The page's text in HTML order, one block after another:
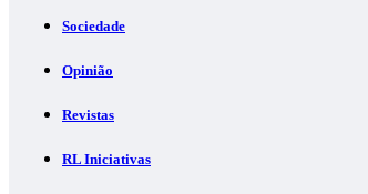
Sociedade
Opinião
Revistas
RL Iniciativas